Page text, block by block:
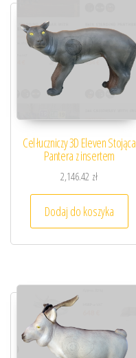
Cel łuczniczy 3D Eleven Stojąca
Pantera z insertem
2,146.42 zł
Dodaj do koszyka